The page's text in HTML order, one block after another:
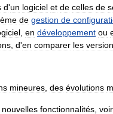
d'un logiciel et de celles de
de gestion de
en développement ou
d'en comparer les
mineures des évolutions
nouvelles fonctionnalités